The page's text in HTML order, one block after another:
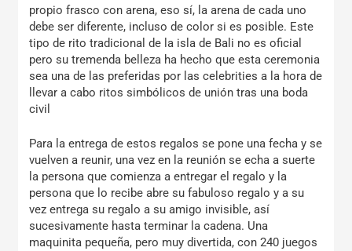
propio frasco con arena, eso sí, la arena de cada uno
debe ser diferente, incluso de color si es posible. Este
tipo de rito tradicional de la isla de Bali no es oficial
pero su tremenda belleza ha hecho que esta ceremonia
sea una de las preferidas por las celebrities a la hora de
llevar a cabo ritos simbólicos de unión tras una boda
civil
Para la entrega de estos regalos se pone una fecha y se
vuelven a reunir, una vez en la reunión se echa a suerte
la persona que comienza a entregar el regalo y la
persona que lo recibe abre su fabuloso regalo y a su
vez entrega su regalo a su amigo invisible, así
sucesivamente hasta terminar la cadena. Una
maquinita pequeña, pero muy divertida, con 240 juegos